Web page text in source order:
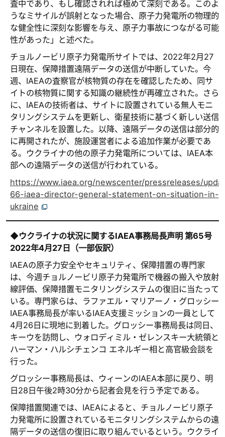
査中であり、もし確認されれば極めて深刻である。このよ
うなミサイルが誤射となった場合、原子力発電所の物理的
な健全性に深刻な影響を与え、原子力事故につながる可能
性があった」と述べた。
チョルノービリ原子力発電所サイトでは、2022年2月27
日現在、保障措置遠隔データの送信が中断していた。今
週、IAEAの査察官が核物質の存在を確認したため、同サ
イトの核物質に関する知識の継続性が再確立された。さら
に、IAEAの技術者は、サイトに設置されている無人モニ
タリングシステムを更新し、衛星技術に基づく新しい送信
チャンネルを設置した。以降、遠隔データの送信は部分的
に再開されたが、施設運営者による追加作業が必要であ
る。ウクライナの他の原子力発電所については、IAEA本
部への遠隔データの送信が行われている。
https://www.iaea.org/newscenter/pressreleases/
66-iaea-director-general-statement-on-situation-in-
ukraine
◆ウクライナの状況に関するIAEA事務局長声明 第65号
2022年4月27日（一部仮訳）
IAEAの原子力安全やセキュリティ、保障措置の専門家
は、今週チョルノービリ原子力発電所で機器の搬入や放射
線評価、保障措置モニタリングシステムの復旧に当たって
いる。専門家らは、ラファエル・マリアーノ・グロッシー
IAEA事務局長が率いるIAEA支援ミッションの一員として
4月26日に現地に到着した。グロッシー事務局長は同日、
キーウを訪問し、ウォロディミル・ゼレンスキー大統領と
ハーマン・ハルシチェンコ エネルギー相と高官級会談を
行った。
グロッシー事務局長は、ウィーンのIAEA本部に戻り、明
日28日午後2時30分から記者会見を行う予定である。
保障措置関連では、IAEAによると、チョルノービリ原子
力発電所に設置されているモニタリングシステムからの遠
隔データの送信の復旧に取り組んでいるという。ウクライ